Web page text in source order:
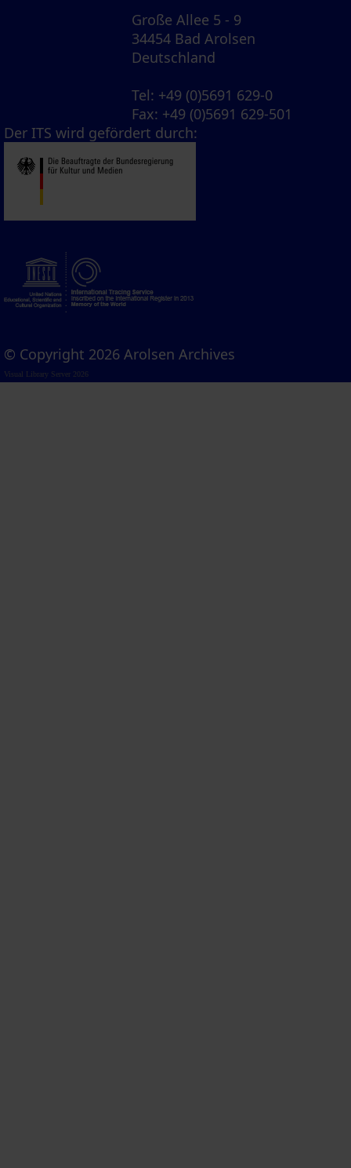
Große Allee 5 - 9
34454 Bad Arolsen
Deutschland
Tel: +49 (0)5691 629-0
Fax: +49 (0)5691 629-501
Der ITS wird gefördert durch:
© Copyright 2026 Arolsen Archives
Visual Library Server 2026